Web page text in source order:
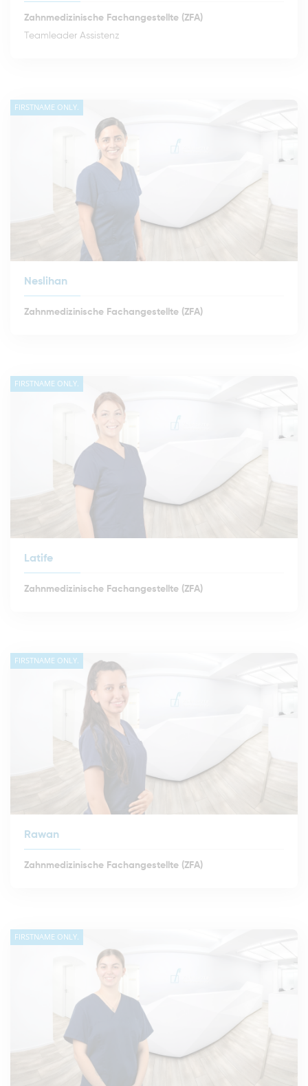
Zahnmedizinische Fachangestellte (ZFA)
Teamleader Assistenz
FIRSTNAME ONLY.
Neslihan
Zahnmedizinische Fachangestellte (ZFA)
FIRSTNAME ONLY.
Latife
Zahnmedizinische Fachangestellte (ZFA)
FIRSTNAME ONLY.
Rawan
Zahnmedizinische Fachangestellte (ZFA)
FIRSTNAME ONLY.